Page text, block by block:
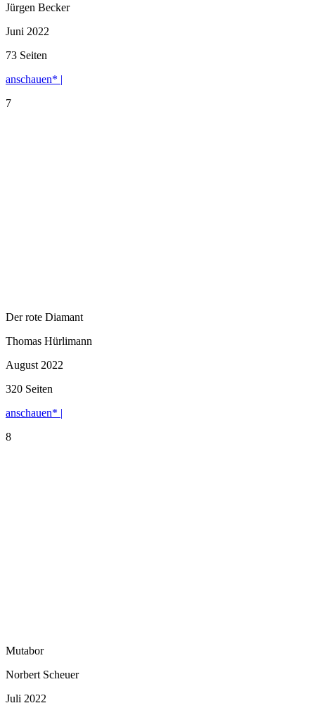
Jürgen Becker
Juni 2022
73 Seiten
anschauen* |
7
Der rote Diamant
Thomas Hürlimann
August 2022
320 Seiten
anschauen* |
8
Mutabor
Norbert Scheuer
Juli 2022